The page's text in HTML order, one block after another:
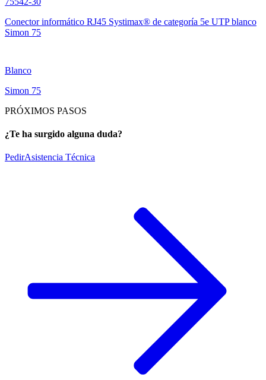
Conector informático RJ45 Systimax® de categoría 5e UTP blanco
Simon 75
Blanco
Simon 75
PRÓXIMOS PASOS
¿Te ha surgido alguna duda?
PedirAsistencia Técnica